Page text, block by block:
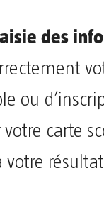
des
ou
carte
votre résultat